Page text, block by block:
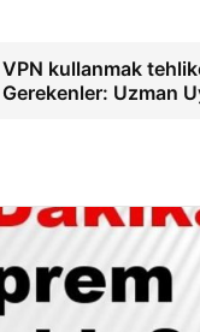
VPN kullanmak
Gerekenler: Uzman